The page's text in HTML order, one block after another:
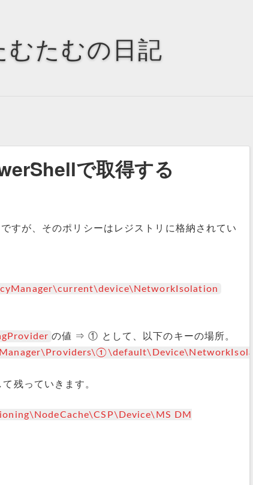
むたむの日記
で取得する
すが、そのポリシーはレジストリに格納されてい
の値 ⇒ ① として、以下のキーの場所。
残っていきます。
DM